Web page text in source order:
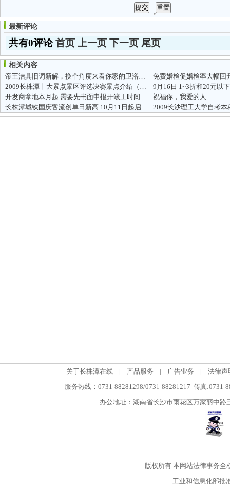
最新评论
共有0评论首页 上一页 下一页 尾页
相关内容
帝王洁具旧词新解，换个角度来看你家的卫浴间！
免费婚检促婚检率大幅回
2009长株潭十大景点景区评选决赛景点介绍（太平街）
9月16日 1~3折和20元以
开发商拿地本月起 需要先书面申报开竣工时间
祝福你，我爱的人
长株潭城铁国庆客流创单日新高 10月11日起启用新运行图
2009长沙理工大学自考本
关于长株潭在线 | 产品服务 | 广告业务 |
法律声
服务热线：0731-88281298/0731-88281217 传真:0731-
办公地址：湖南省长沙市雨花区万家丽中
版权所有本网站法律事务全
工业和信息化部批